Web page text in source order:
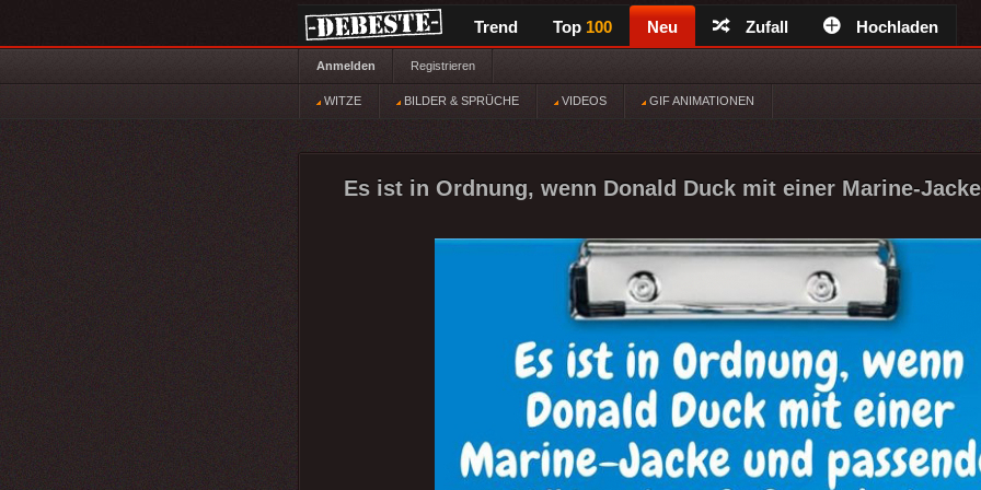
Trend Top 100 Neu Zufall Hochladen
Anmelden Registrieren
WITZE BILDER & SPRÜCHE VIDEOS GIF ANIMATIONEN
Es ist in Ordnung, wenn Donald Duck mit einer Marine-